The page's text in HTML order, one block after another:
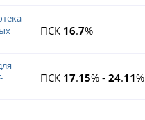
ПСК 16.7%
ПСК 17.15% - 24.11%